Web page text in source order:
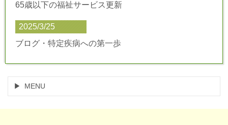
65歳以下の福祉サービス更新
2025/3/25
ブログ・特定疾病への第一歩
MENU